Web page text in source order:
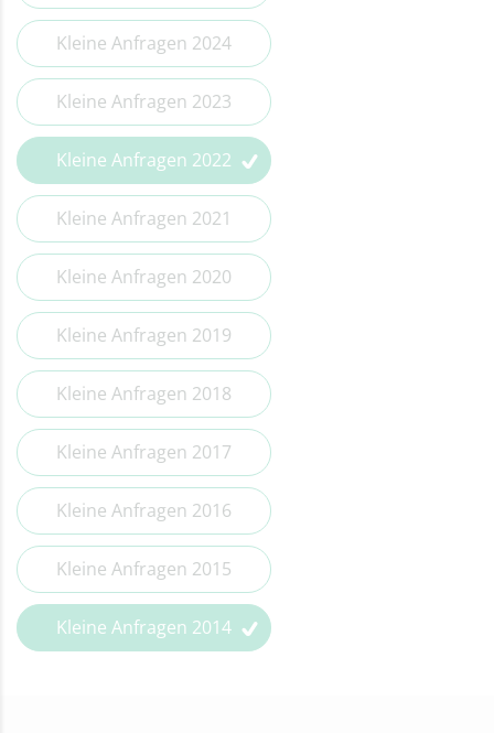
Kleine Anfragen 2014
Kleine Anfragen 2024
Kleine Anfragen 2023
Kleine Anfragen 2022
Kleine Anfragen 2021
Kleine Anfragen 2020
Kleine Anfragen 2019
Kleine Anfragen 2018
Kleine Anfragen 2017
Kleine Anfragen 2016
Kleine Anfragen 2015
Kleine Anfragen 2014